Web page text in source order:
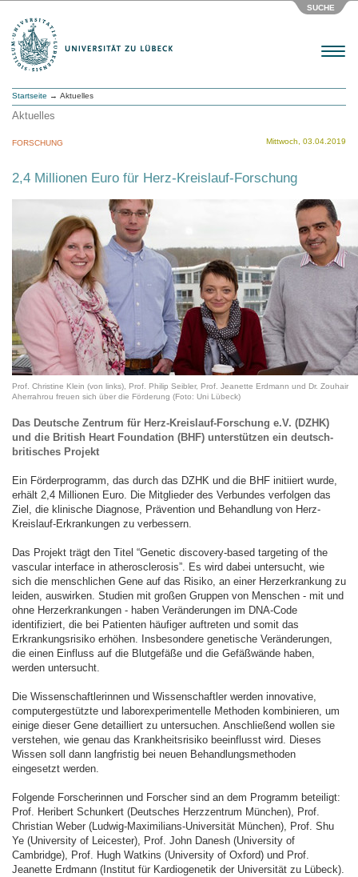
SUCHE
Menu
Startseite → Aktuelles
Aktuelles
Mittwoch, 03.04.2019
FORSCHUNG
2,4 Millionen Euro für Herz-Kreislauf-Forschung
Prof. Christine Klein (von links), Prof. Philip Seibler, Prof. Jeanette Erdmann und Dr. Zouhair
Aherrahrou freuen sich über die Förderung (Foto: Uni Lübeck)
Das Deutsche Zentrum für Herz-Kreislauf-Forschung e.V. (DZHK)
und die British Heart Foundation (BHF) unterstützen ein deutsch-
britisches Projekt
Ein Förderprogramm, das durch das DZHK und die BHF initiiert wurde,
erhält 2,4 Millionen Euro. Die Mitglieder des Verbundes verfolgen das
Ziel, die klinische Diagnose, Prävention und Behandlung von Herz-
Kreislauf-Erkrankungen zu verbessern.
Das Projekt trägt den Titel “Genetic discovery-based targeting of the
vascular interface in atherosclerosis”. Es wird dabei untersucht, wie
sich die menschlichen Gene auf das Risiko, an einer Herzerkrankung zu
leiden, auswirken. Studien mit großen Gruppen von Menschen - mit und
ohne Herzerkrankungen - haben Veränderungen im DNA-Code
identifiziert, die bei Patienten häufiger auftreten und somit das
Erkrankungsrisiko erhöhen. Insbesondere genetische Veränderungen,
die einen Einfluss auf die Blutgefäße und die Gefäßwände haben,
werden untersucht.
Die Wissenschaftlerinnen und Wissenschaftler werden innovative,
computergestützte und laborexperimentelle Methoden kombinieren, um
einige dieser Gene detailliert zu untersuchen. Anschließend wollen sie
verstehen, wie genau das Krankheitsrisiko beeinflusst wird. Dieses
Wissen soll dann langfristig bei neuen Behandlungsmethoden
eingesetzt werden.
Folgende Forscherinnen und Forscher sind an dem Programm beteiligt:
Prof. Heribert Schunkert (Deutsches Herzzentrum München), Prof.
Christian Weber (Ludwig-Maximilians-Universität München), Prof. Shu
Ye (University of Leicester), Prof. John Danesh (University of
Cambridge), Prof. Hugh Watkins (University of Oxford) und Prof.
Jeanette Erdmann (Institut für Kardiogenetik der Universität zu Lübeck).